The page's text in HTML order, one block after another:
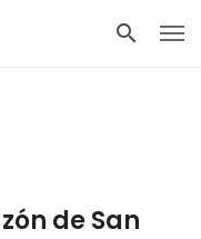
de San